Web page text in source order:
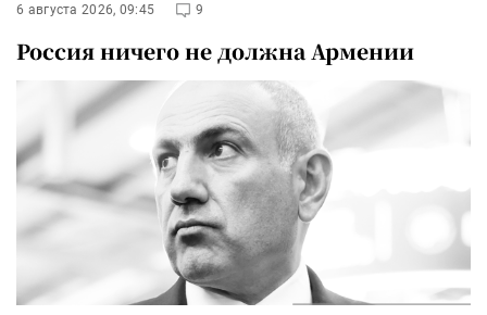
6 августа 2026, 09:45 9
Россия ничего не должна Армении